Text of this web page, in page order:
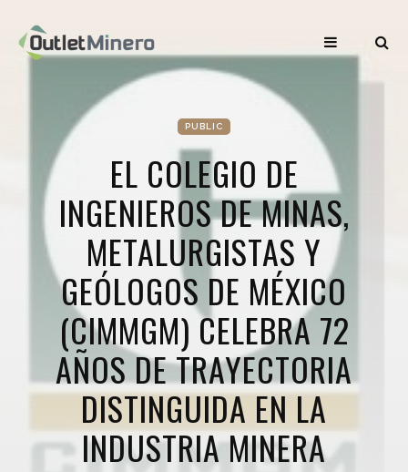
PUBLIC
EL COLEGIO DE
INGENIEROS DE MINAS,
METALURGISTAS Y
GEÓLOGOS DE MÉXICO
(CIMMGM) CELEBRA 72
AÑOS DE TRAYECTORIA
DISTINGUIDA EN LA
INDUSTRIA MINERA